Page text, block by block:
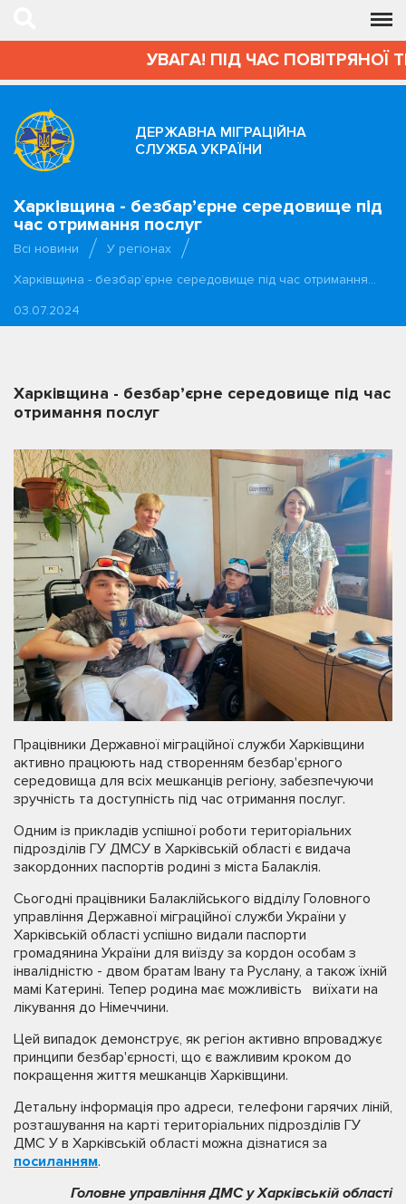
УВАГА! ПІД ЧАС ПОВІТРЯНОЇ
ДЕРЖАВНА МІГРАЦІЙНА
СЛУЖБА УКРАЇНИ
Харківщина - безбар’єрне середовище під
час отримання послуг
Всі новини
У регіонах
Харківщина - безбар’єрне середовище під час отримання…
03.07.2024
Харківщина - безбар’єрне середовище під час
отримання послуг
Працівники Державної міграційної служби Харківщини
активно працюють над створенням безбар'єрного
середовища для всіх мешканців регіону, забезпечуючи
зручність та доступність під час отримання послуг.
Одним із прикладів успішної роботи територіальних
підрозділів ГУ ДМСУ в Харківській області є видача
закордонних паспортів родині з міста Балаклія.
Сьогодні працівники Балаклійського відділу Головного
управління Державної міграційної служби України у
Харківській області успішно видали паспорти
громадянина України для виїзду за кордон особам з
інвалідністю - двом братам Івану та Руслану, а також їхній
мамі Катерині. Тепер родина має можливість виїхати на
лікування до Німеччини.
Цей випадок демонструє, як регіон активно впроваджує
принципи безбар'єрності, що є важливим кроком до
покращення життя мешканців Харківщини.
Детальну інформація про адреси, телефони гарячих ліній,
розташування на карті територіальних підрозділів ГУ
ДМС У в Харківській області можна дізнатися за
посиланням.
Головне управління ДМС у Харківській області